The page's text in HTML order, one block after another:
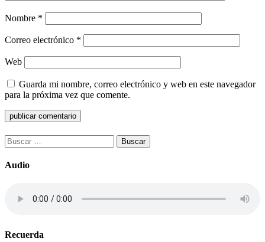
Nombre *
Correo electrónico *
Web
Guarda mi nombre, correo electrónico y web en este navegador
para la próxima vez que comente.
Buscar:
Audio
Recuerda